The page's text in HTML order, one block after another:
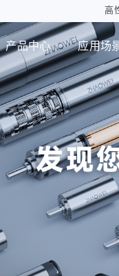
高
产品中心
行星减速箱
PD版本
ZWPD
ZWPD
ZWPD
ZWPD
应用场
泵
发实力 设计实力
业动态 展会活动
司介绍 可持续发展